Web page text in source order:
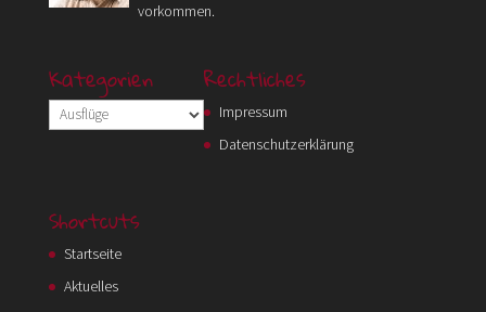
vorkommen.
Kategorien
Kategorien
Rechtliches
Impressum
Datenschutzerklärung
Shortcuts
Startseite
Aktuelles